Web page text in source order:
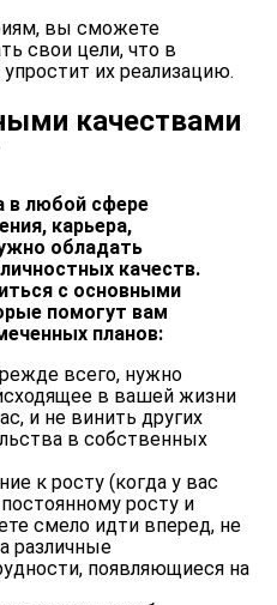
вы сможете
свои цели, что в
их реализацию.
качествами
в любой сфере
карьера,
обладать
качеств.
с основными
помогут вам
планов:
всего, нужно
в вашей жизни
и не винить других
в собственных
к росту (когда у вас
росту и
смело идти вперед, не
различные
появляющиеся на